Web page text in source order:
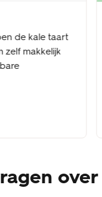
de kale taart
zelf makkelijk